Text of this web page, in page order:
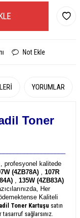
Not Ekle
YORUMLAR
Toner
, profesyonel kalitede
(4ZB78A)
107R
135W (4ZB83A)
Her
Kaliteli
Toner Kartuşu satın
sağlarsınız.